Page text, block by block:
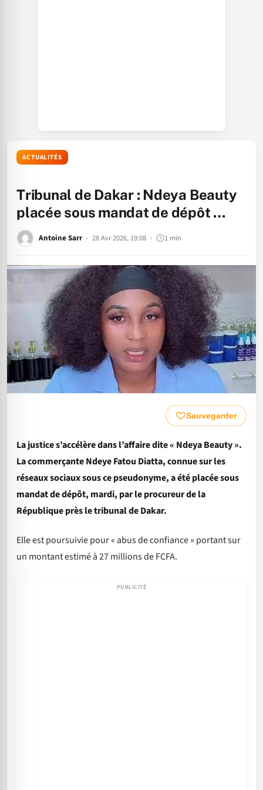
ACTUALITÉS
Tribunal de Dakar : Ndeya Beauty
placée sous mandat de dépôt …
Antoine Sarr 28 Avr 2026, 19:08 1 min
Sauvegarder
La justice s’accélère dans l’affaire dite « Ndeya Beauty ».
La commerçante Ndeye Fatou Diatta, connue sur les
réseaux sociaux sous ce pseudonyme, a été placée sous
mandat de dépôt, mardi, par le procureur de la
République près le tribunal de Dakar.
Elle est poursuivie pour « abus de confiance » portant sur
un montant estimé à 27 millions de FCFA.